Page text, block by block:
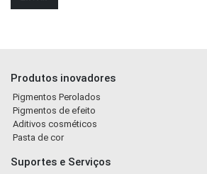
Produtos inovadores
Pigmentos Perolados
Pigmentos de efeito
Aditivos cosméticos
Pasta de cor
Suportes e Serviços